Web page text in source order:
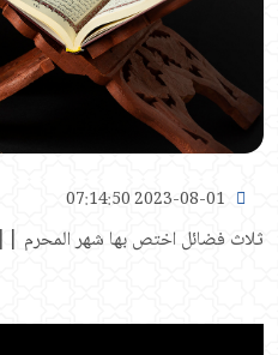
ثلاث فضائل اختص بها شهر المحرم ||